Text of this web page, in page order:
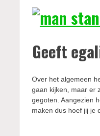
Geeft
Over het algemeen
gaan kijken, maar er
gegoten. Aangezien
maken dus hoef jij je